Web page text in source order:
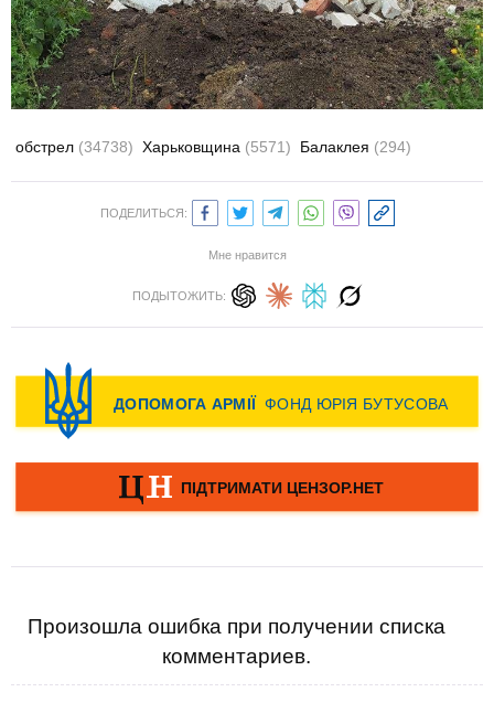
обстрел (34738) Харьковщина (5571) Балаклея (294)
ПОДЕЛИТЬСЯ:
Мне нравится
ПОДЫТОЖИТЬ:
Произошла ошибка при получении списка
комментариев.